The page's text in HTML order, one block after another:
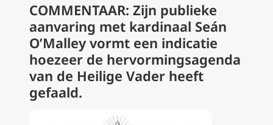
COMMENTAAR: Zijn publieke
aanvaring met kardinaal Seán
O’Malley vormt een indicatie
hoezeer de hervormingsagenda
van de Heilige Vader heeft
gefaald.